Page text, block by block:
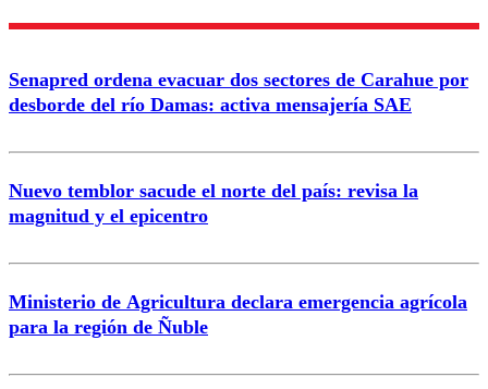
Nombre
Correo
Senapred ordena evacuar dos sectores de Carahue por
desborde del río Damas: activa mensajería SAE
Nuevo temblor sacude el norte del país: revisa la
magnitud y el epicentro
Ministerio de Agricultura declara emergencia agrícola
para la región de Ñuble